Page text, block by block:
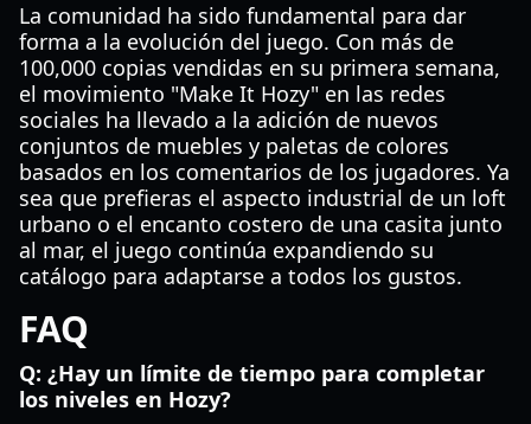
La comunidad ha sido fundamental para dar
forma a la evolución del juego. Con más de
100,000 copias vendidas en su primera semana,
el movimiento "Make It Hozy" en las redes
sociales ha llevado a la adición de nuevos
conjuntos de muebles y paletas de colores
basados en los comentarios de los jugadores. Ya
sea que prefieras el aspecto industrial de un loft
urbano o el encanto costero de una casita junto
al mar, el juego continúa expandiendo su
catálogo para adaptarse a todos los gustos.
FAQ
Q: ¿Hay un límite de tiempo para completar
los niveles en Hozy?